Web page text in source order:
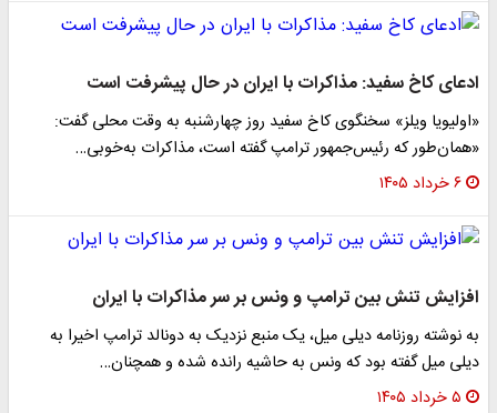
ادعای کاخ سفید: مذاکرات با ایران در حال پیشرفت است
«اولیویا ویلز» سخنگوی کاخ سفید روز چهارشنبه به وقت محلی گفت:
«همان‌طور که رئیس‌جمهور ترامپ گفته است، مذاکرات به‌خوبی…
۶ خرداد ۱۴۰۵
افزایش تنش بین ترامپ و ونس بر سر مذاکرات با ایران
به نوشته روزنامه دیلی میل، یک منبع نزدیک به دونالد ترامپ اخیرا به
دیلی میل گفته بود که ونس به حاشیه رانده شده و همچنان…
۵ خرداد ۱۴۰۵